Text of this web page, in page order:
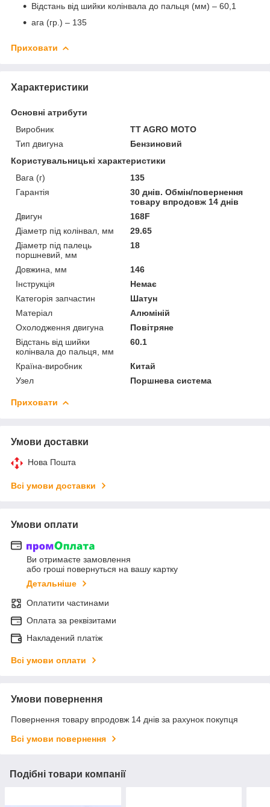
Відстань від шийки колінвала до пальця (мм) – 60,1
ага (гр.) – 135
Приховати
Характеристики
Основні атрибути
Виробник
TT AGRO MOTO
Тип двигуна
Бензиновий
Користувальницькі характеристики
Вага (г)
135
Гарантія
30 днів. Обмін/повернення
товару впродовж 14 днів
Двигун
168F
Діаметр під колінвал, мм
29.65
Діаметр під палець
поршневий, мм
18
Довжина, мм
146
Інструкція
Немає
Категорія запчастин
Шатун
Матеріал
Алюміній
Охолодження двигуна
Повітряне
Відстань від шийки
колінвала до пальця, мм
60.1
Країна-виробник
Китай
Узел
Поршнева система
Приховати
Умови доставки
Нова Пошта
Всі умови доставки
Умови оплати
Ви отримаєте замовлення
або гроші повернуться на вашу картку
Детальніше
Оплатити частинами
Оплата за реквізитами
Накладений платіж
Всі умови оплати
Умови повернення
Повернення товару впродовж 14 днів за рахунок покупця
Всі умови повернення
Подібні товари компанії